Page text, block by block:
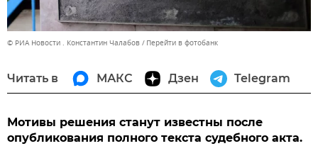
© РИА Новости . Константин Чалабов Перейти в фотобанк
Читать в МАКС Дзен Telegram
Мотивы решения станут известны после
опубликования полного текста судебного акта.